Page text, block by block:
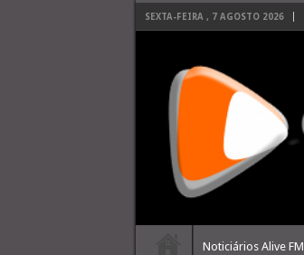
SEXTA-FEIRA , 7 AGOSTO 2026
Noticiários Alive FM